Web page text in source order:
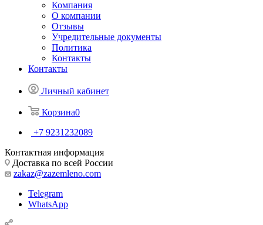
Компания
О компании
Отзывы
Учредительные документы
Политика
Контакты
Контакты
Личный кабинет
Корзина0
+7 9231232089
Контактная информация
Доставка по всей России
zakaz@zazemleno.com
Telegram
WhatsApp